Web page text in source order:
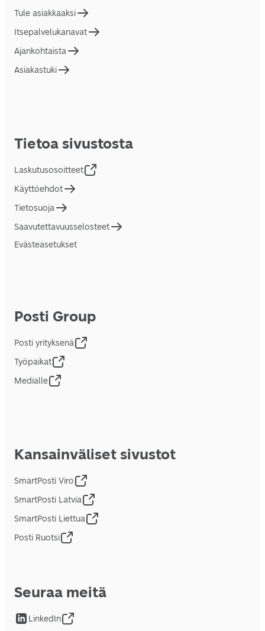
Tule asiakkaaksi
Itsepalvelukanavat
Ajankohtaista
Asiakastuki
Tietoa sivustosta
Laskutusosoitteet
Käyttöehdot
Tietosuoja
Saavutettavuusselosteet
Evästeasetukset
Posti Group
Posti yrityksenä
Työpaikat
Medialle
Kansainväliset sivustot
SmartPosti Viro
SmartPosti Latvia
SmartPosti Liettua
Posti Ruotsi
Seuraa meitä
LinkedIn